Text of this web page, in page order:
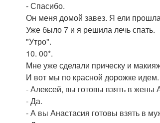
- Спасибо.
Он меня домой завез. Я ели
Уже было 7 и я решила лечь спать.
"Утро".
10. 00*.
Мне уже сделали прическу и
И вот мы по красной дорожке идем.
- Алексей, вы готовы взять в жены
- Да.
- А вы Анастасия готовы взять в